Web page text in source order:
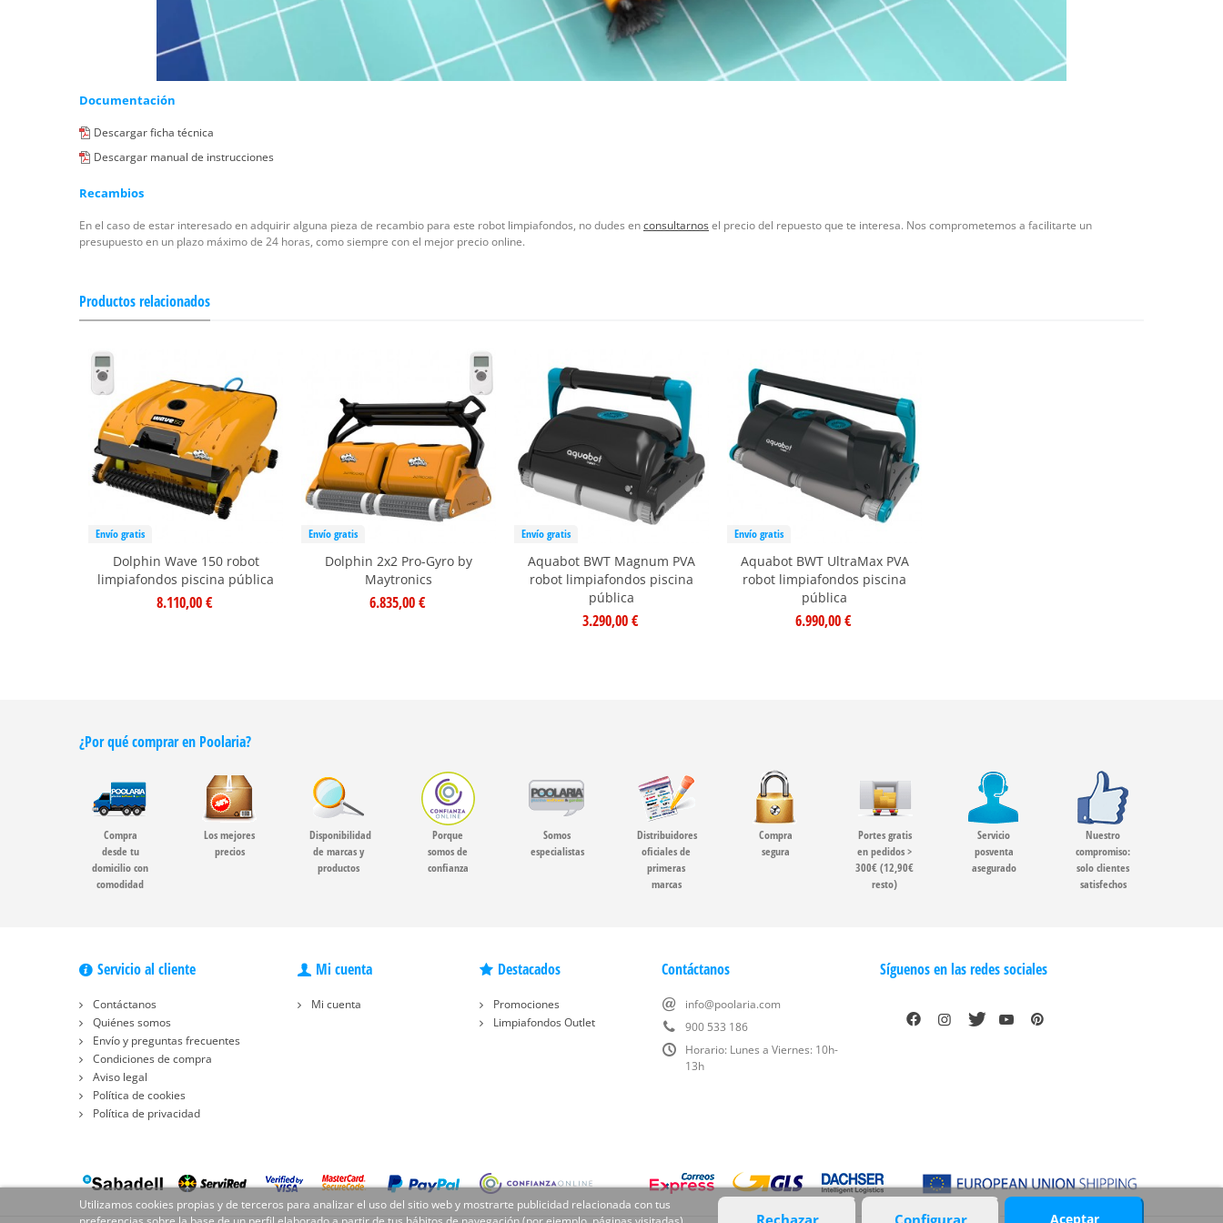
Documentación
Descargar ficha técnica
Descargar manual de instrucciones
Recambios
En el caso de estar interesado en adquirir alguna pieza de recambio para este robot limpiafondos, no dudes enconsultarnosel precio del repuesto que te interesa. Nos comprometemos a facilitarte un
presupuesto en un plazo máximo de 24 horas, como siempre con el mejor precio online.
Productos relacionados
Envío gratis
Dolphin Wave 150 robot
limpiafondos piscina pública
8.110,00 €
Envío gratis
Dolphin 2x2 Pro-Gyro by
Maytronics
6.835,00 €
Envío gratis
Aquabot BWT Magnum PVA
robot limpiafondos piscina
pública
3.290,00 €
Envío gratis
Aquabot BWT UltraMax PVA
robot limpiafondos piscina
pública
6.990,00 €
¿Por qué comprar en Poolaria?
Compra
desde tu
domicilio con
comodidad
Los mejores
precios
Disponibilidad
de marcas y
productos
Porque
somos de
confianza
Somos
especialistas
Distribuidores
oficiales de
primeras
marcas
Compra
segura
Portes gratis
en pedidos >
300€ (12,90€
resto)
Servicio
posventa
asegurado
Nuestro
compromiso:
solo clientes
satisfechos
Servicio al cliente
Contáctanos
Quiénes somos
Envío y preguntas frecuentes
Condiciones de compra
Aviso legal
Política de cookies
Política de privacidad
Mi cuenta
Mi cuenta
Destacados
Promociones
Limpiafondos Outlet
Contáctanos
info@poolaria.com
900 533 186
Horario: Lunes a Viernes: 10h-
13h
Síguenos en las redes sociales
Utilizamos cookies propias y de terceros para analizar el uso del sitio web y mostrarte publicidad relacionada con tus
Rechazar Configurar Aceptar